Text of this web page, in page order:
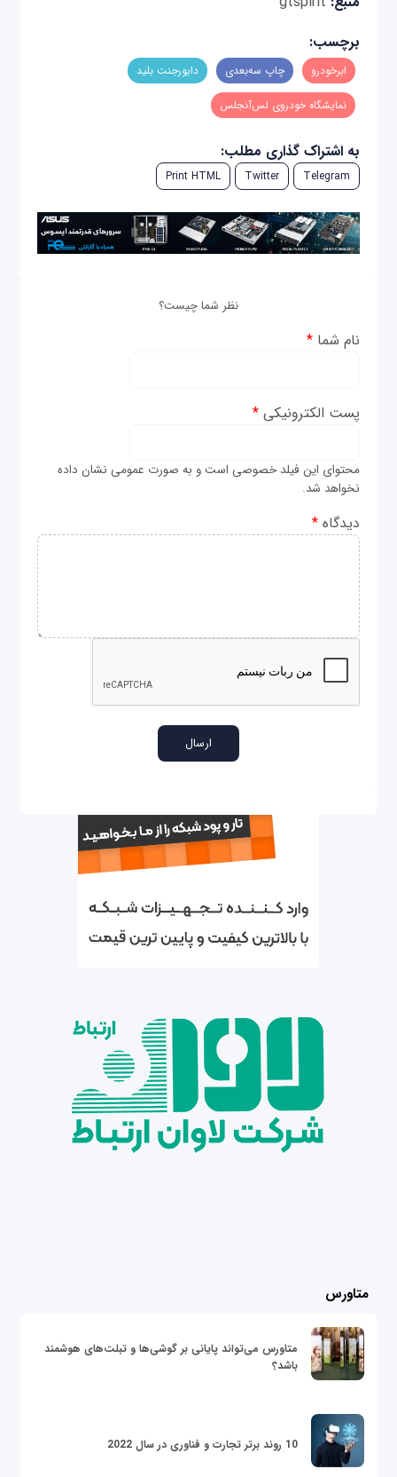
برچسب:
ابرخودرو چاپ سه‌بعدی دایورجنت بلید
نمایشگاه خودروی لس‌آنجلس
به اشتراک گذاری مطلب:
Telegram
Twitter
Print HTML
نظر شما چیست؟
نام شما*
پست الکترونیکی*
محتوای این فیلد خصوصی است و به صورت عمومی نشان داده
نخواهد شد.
دیدگاه*
متاورس
متاورس می‌تواند پایانی بر گوشی‌ها و تبلت‌های هوشمند
باشد؟
10 روند برتر تجارت و فناوری در سال 2022